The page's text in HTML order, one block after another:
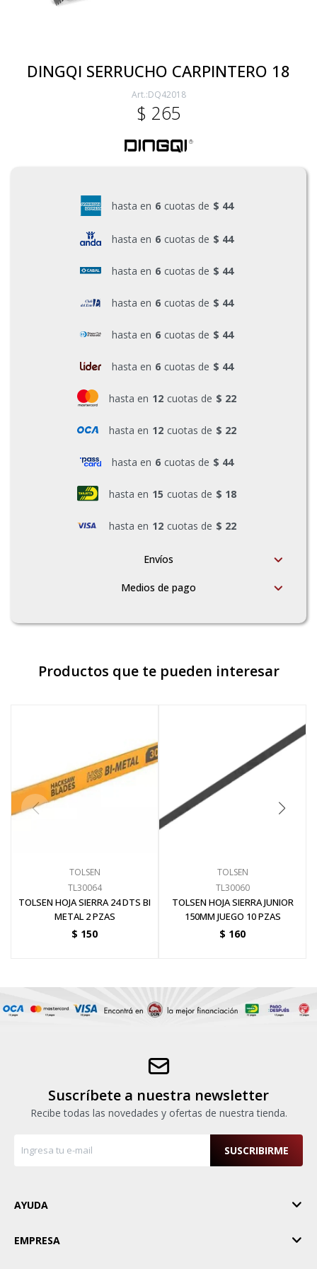
DINGQI SERRUCHO CARPINTERO 18
DQ42018
$ 265
hasta en 6 cuotas de $ 44
hasta en 6 cuotas de $ 44
hasta en 6 cuotas de $ 44
hasta en 6 cuotas de $ 44
hasta en 6 cuotas de $ 44
hasta en 6 cuotas de $ 44
hasta en 12 cuotas de $ 22
hasta en 12 cuotas de $ 22
hasta en 6 cuotas de $ 44
hasta en 15 cuotas de $ 18
hasta en 12 cuotas de $ 22
Envíos
Medios de pago
Productos que te pueden interesar
TOLSEN
TL30064
TOLSEN HOJA SIERRA 24 DTS BI
METAL 2 PZAS
$ 150
TOLSEN
TL30060
TOLSEN HOJA SIERRA JUNIOR
150MM JUEGO 10 PZAS
$ 160
Suscríbete a nuestra newsletter
Recibe todas las novedades y ofertas de nuestra tienda.
SUSCRIBIRME
AYUDA
EMPRESA
Herramientas Eléctrica y Batería
Herramientas Manuales
Generadores
Piscinas e Inflables
Soldadoras y Accesorios